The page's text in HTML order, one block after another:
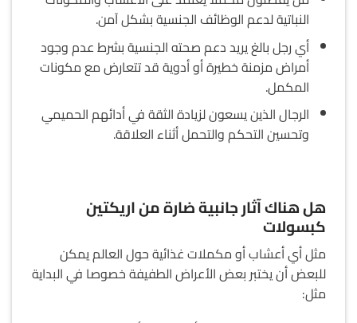
النباتية لدعم الوظائف الجنسية بشكل آمن.
أي رجل بالغ يريد دعم صحته الجنسية بشرط عدم وجود
أمراض مزمنة خطيرة أو أدوية قد تتعارض مع مكونات
المكمل.
الرجال الذين يسعون لزيادة الثقة في أدائهم الحميمي
وتحسين التحكم والتحمل أثناء العلاقة.
هل هناك آثار جانبية ضارة من اريكتين
كبسولات
مثل أي أعشاب أو مكملات غذائية حول العالم يمكن
للبعض أن يختبر بعض الأعراض الطفيفة خصوصا في البداية
مثل: